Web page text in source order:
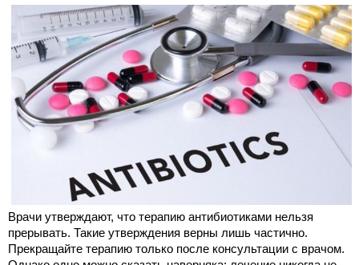
Врачи утверждают, что терапию антибиотиками нельзя
прерывать. Такие утверждения верны лишь частично.
Прекращайте терапию только после консультации с врачом.